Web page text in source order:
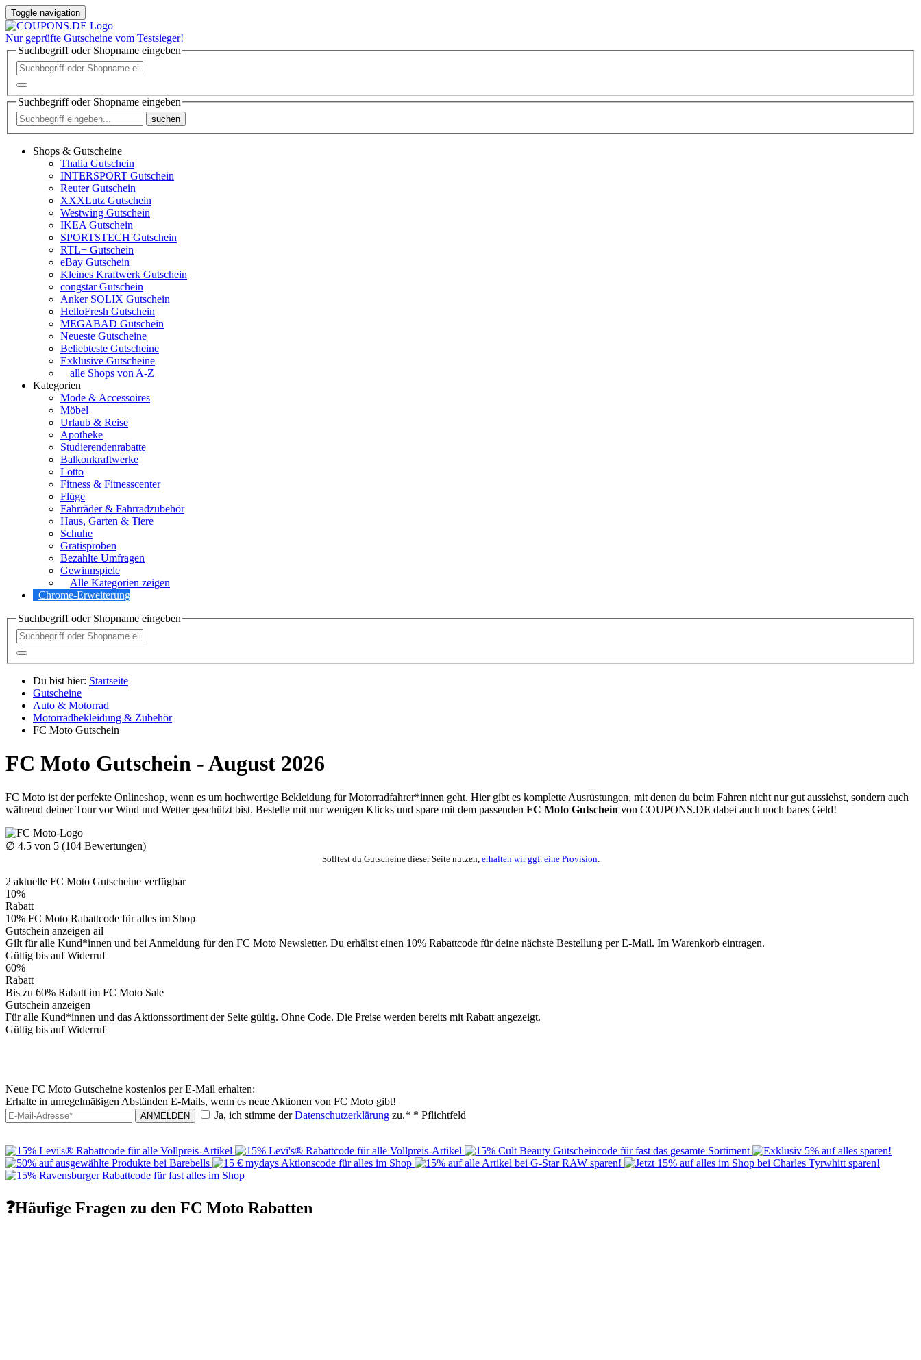
Toggle navigation
Nur geprüfte Gutscheine vom Testsieger!
Suchbegriff oder Shopname eingeben
Suchbegriff oder Shopname eingeben
suchen
Shops & Gutscheine
Thalia Gutschein
INTERSPORT Gutschein
Reuter Gutschein
XXXLutz Gutschein
Westwing Gutschein
IKEA Gutschein
SPORTSTECH Gutschein
RTL+ Gutschein
eBay Gutschein
Kleines Kraftwerk Gutschein
congstar Gutschein
Anker SOLIX Gutschein
HelloFresh Gutschein
MEGABAD Gutschein
Neueste Gutscheine
Beliebteste Gutscheine
Exklusive Gutscheine
alle Shops von A-Z
Kategorien
Mode & Accessoires
Möbel
Urlaub & Reise
Apotheke
Studierendenrabatte
Balkonkraftwerke
Lotto
Fitness & Fitnesscenter
Flüge
Fahrräder & Fahrradzubehör
Haus, Garten & Tiere
Schuhe
Gratisproben
Bezahlte Umfragen
Gewinnspiele
Alle Kategorien zeigen
Chrome-Erweiterung
Suchbegriff oder Shopname eingeben
Du bist hier: Startseite
Gutscheine
Auto & Motorrad
Motorradbekleidung & Zubehör
FC Moto Gutschein
FC Moto Gutschein - August 2026
FC Moto ist der perfekte Onlineshop, wenn es um hochwertige Bekleidung für Motorradfahrer*innen geht. Hier gibt es komplette Ausrüstungen, mit denen du beim Fahren nicht nur gut aussiehst, sondern auch
während deiner Tour vor Wind und Wetter geschützt bist. Bestelle mit nur wenigen Klicks und spare mit dem passenden FC Moto Gutschein von COUPONS.DE dabei auch noch bares Geld!
∅ 4.5 von 5 (104 Bewertungen)
Solltest du Gutscheine dieser Seite nutzen, erhalten wir ggf. eine Provision
2 aktuelle FC Moto Gutscheine verfügbar
10%
Rabatt
10% FC Moto Rabattcode für alles im Shop
Gutschein anzeigen ail
Gilt für alle Kund*innen und bei Anmeldung für den FC Moto Newsletter. Du erhältst einen 10% Rabattcode für deine nächste Bestellung per E-Mail. Im Warenkorb eintragen.
Gültig bis auf Widerruf
60%
Rabatt
Bis zu 60% Rabatt im FC Moto Sale
Gutschein anzeigen
Für alle Kund*innen und das Aktionssortiment der Seite gültig. Ohne Code. Die Preise werden bereits mit Rabatt angezeigt.
Gültig bis auf Widerruf
Neue FC Moto Gutscheine kostenlos per E-Mail erhalten:
Erhalte in unregelmäßigen Abständen E-Mails, wenn es neue Aktionen von FC Moto gibt!
ANMELDEN Ja, ich stimme derDatenschutzerklärung zu.* * Pflichtfeld
❓Häufige Fragen zu den FC Moto Rabatten